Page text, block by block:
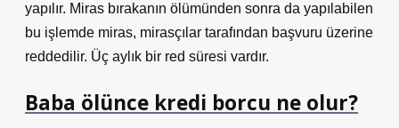
yapılır. Miras bırakanın ölümünden sonra da yapılabilen
bu işlemde miras, mirasçılar tarafından başvuru üzerine
reddedilir. Üç aylık bir red süresi vardır.
Baba ölünce kredi borcu ne olur?